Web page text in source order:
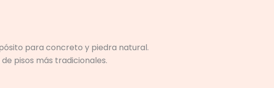
para concreto y piedra natural.
pisos más tradicionales.